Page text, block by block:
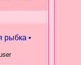
рыбка •